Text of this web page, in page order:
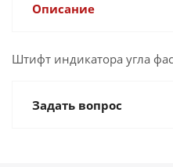
Описание
Штифт индикатора угла
Задать вопрос